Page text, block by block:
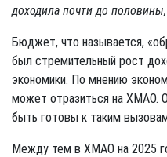
доходила почти до половины,
Бюджет, что называется,
был стремительный рост
экономики. По мнению
может отразиться на ХМАО.
быть готовы к таким
Между тем в ХМАО на 2025